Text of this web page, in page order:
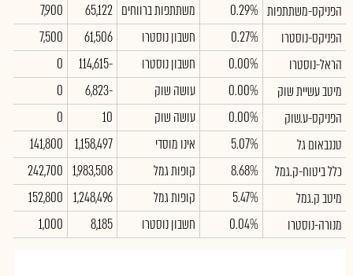
הפניקס-משתתפות 0.29% משתתפות ברווחים 65,122
7,900
הפניקס-נוסטרו
0.27% חשבון נוסטרו 61,506
7,500
הראל-נוסטרו
0.00% חשבון נוסטרו -114,615
0
מיטב עשיית שוק
0.00% עושה שוק -6,823
0
הפניקס-ע.שוק
0.00% עושה שוק 10
0
טננבאום גל
5.07% אינו מוסדי 1,158,497
141,800
כלל ביטוח-ק.גמל
8.68% קופות גמל 1,983,508
242,700
מיטב ק.גמל
5.47% קופות גמל 1,248,496
152,800
מנורה-נוסטרו
0.04% חשבון נוסטרו 8,185
1,000